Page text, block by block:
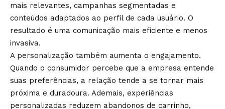
mais relevantes, campanhas segmentadas e
conteúdos adaptados ao perfil de cada usuário. O
resultado é uma comunicação mais eficiente e menos
invasiva.
A personalização também aumenta o engajamento.
Quando o consumidor percebe que a empresa entende
suas preferências, a relação tende a se tornar mais
próxima e duradoura. Ademais, experiências
personalizadas reduzem abandonos de carrinho,